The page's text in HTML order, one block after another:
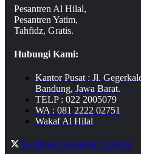
Pesantren Al Hilal,
Pesantren Yatim,
Tahfidz, Gratis.
Hubungi Kami:
Kantor Pusat : Jl.
Bandung, Jawa Barat.
TELP : 022 2005079
WA : 081 2222 02751
Wakaf Al Hilal
Facebook InstagramYoutube